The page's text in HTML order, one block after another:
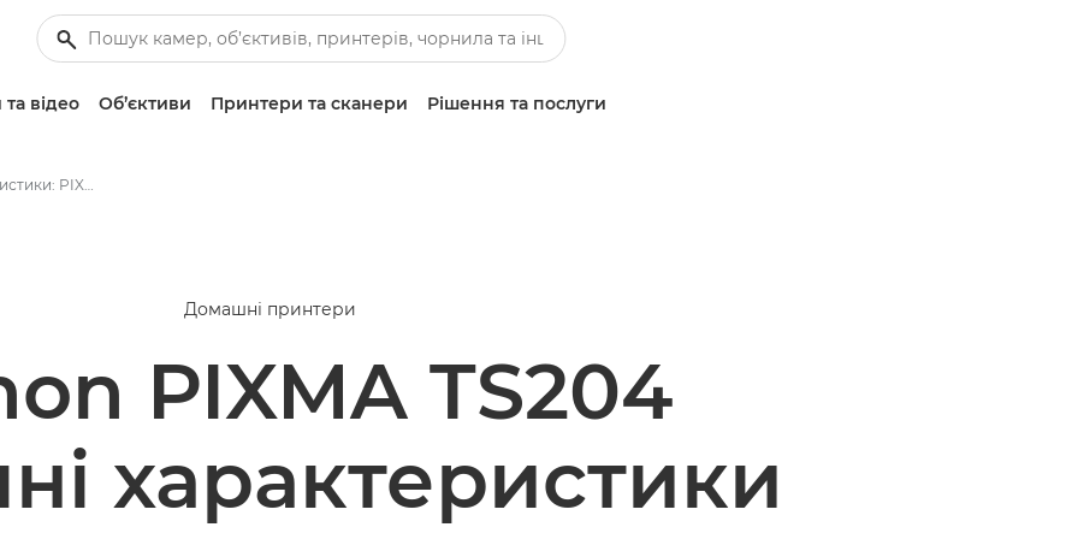
відео Об’єктиви Принтери та сканери Рішення та послуги
Технічні характеристики: PIXMA TS204
Домашні принтери
PIXMA TS204
характеристики